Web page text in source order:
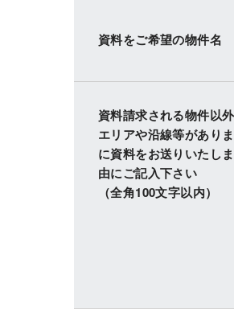
資料をご希望の物件名
資料請求される物件以
エリアや沿線等があり
に資料をお送りいたし
由にご記入下さい
（全角100文字以内）